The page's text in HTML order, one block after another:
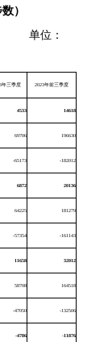
）
年三季度 2023年前三季度
4533 14618
69706 196630
-65173 -182012
6872 20136
64225 181279
-57354 -161143
11658 32012
58708 164518
-47050 -132506
-4786 -11876